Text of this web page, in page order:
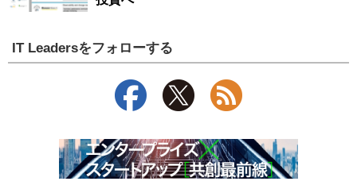
IT Leadersをフォローする